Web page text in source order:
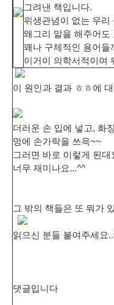
그려낸 책입니다.
위생관념이 없는 우리
왜그리 말을 해주어도
꽤나 구체적인 용어들
이거이 의학서적이여
이 원인과 결과 ㅎㅎ에
더러운 손 입에 넣고, 화
멍에 손가락을 쓰윽~~
그러면 바로 이렇게 된
너무 재미나요...^^
그 밖의 책들은 또 뭐가
읽으신 분들 붙여주세요
댓글입니다